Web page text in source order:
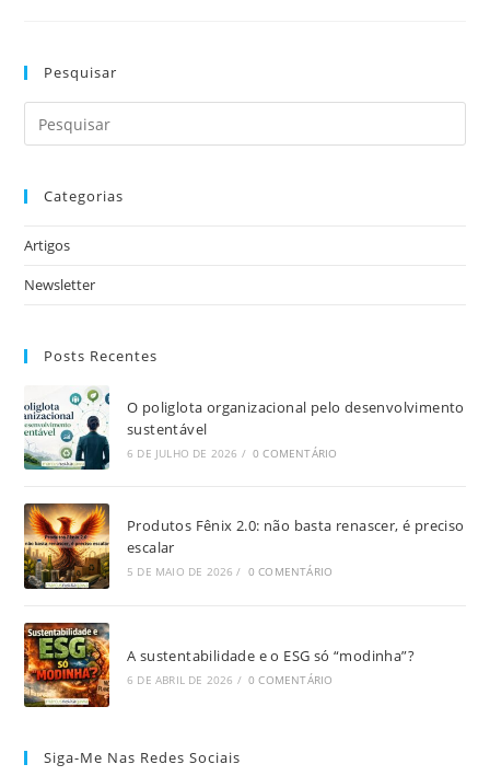
Pesquisar
Categorias
Artigos
Newsletter
Posts Recentes
O poliglota organizacional pelo desenvolvimento
sustentável
6 DE JULHO DE 2026 / 0 COMENTÁRIO
Produtos Fênix 2.0: não basta renascer, é preciso
escalar
5 DE MAIO DE 2026 / 0 COMENTÁRIO
A sustentabilidade e o ESG só “modinha”?
6 DE ABRIL DE 2026 / 0 COMENTÁRIO
Siga-Me Nas Redes Sociais